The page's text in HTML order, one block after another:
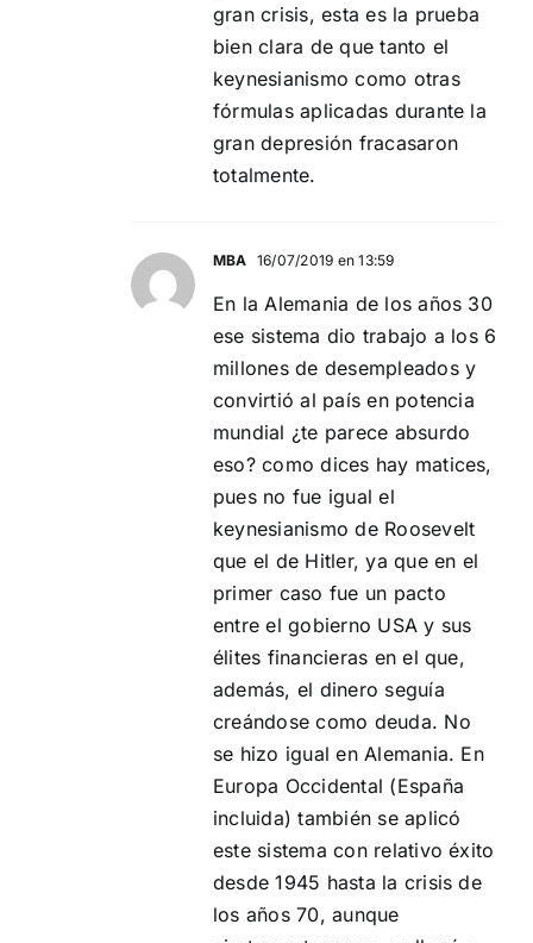
gran crisis, esta es la prueba
bien clara de que tanto el
keynesianismo como otras
fórmulas aplicadas durante la
gran depresión fracasaron
totalmente.
MBA 16/07/2019 en 13:59
En la Alemania de los años 30
ese sistema dio trabajo a los 6
millones de desempleados y
convirtió al país en potencia
mundial ¿te parece absurdo
eso? como dices hay matices,
pues no fue igual el
keynesianismo de Roosevelt
que el de Hitler, ya que en el
primer caso fue un pacto
entre el gobierno USA y sus
élites financieras en el que,
además, el dinero seguía
creándose como deuda. No
se hizo igual en Alemania. En
Europa Occidental (España
incluida) también se aplicó
este sistema con relativo éxito
desde 1945 hasta la crisis de
los años 70, aunque